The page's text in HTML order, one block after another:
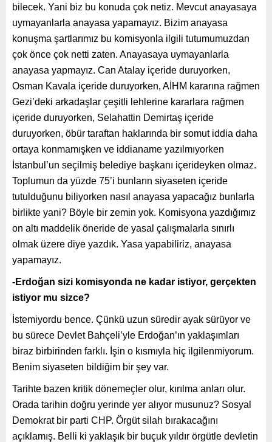
bilecek. Yani biz bu konuda çok netiz. Mevcut anayasaya
uymayanlarla anayasa yapamayız. Bizim anayasa
konuşma şartlarımız bu komisyonla ilgili tutumumuzdan
çok önce çok netti zaten. Anayasaya uymayanlarla
anayasa yapmayız. Can Atalay içeride duruyorken,
Osman Kavala içeride duruyorken, AİHM kararına rağmen
Gezi’deki arkadaşlar çeşitli lehlerine kararlara rağmen
içeride duruyorken, Selahattin Demirtaş içeride
duruyorken, öbür taraftan haklarında bir somut iddia daha
ortaya konmamışken ve iddianame yazılmıyorken
İstanbul’un seçilmiş belediye başkanı içerideyken olmaz.
Toplumun da yüzde 75’i bunların siyaseten içeride
tutulduğunu biliyorken nasıl anayasa yapacağız bunlarla
birlikte yani? Böyle bir zemin yok. Komisyona yazdığımız
on altı maddelik öneride de yasal çalışmalarla sınırlı
olmak üzere diye yazdık. Yasa yapabiliriz, anayasa
yapamayız.
-Erdoğan sizi komisyonda ne kadar istiyor, gerçekten
istiyor mu sizce?
İstemiyordu bence. Çünkü uzun süredir ayak sürüyor ve
bu sürece Devlet Bahçeli’yle Erdoğan’ın yaklaşımları
biraz birbirinden farklı. İşin o kısmıyla hiç ilgilenmiyorum.
Benim siyaseten bildiğim bir şey var.
Tarihte bazen kritik dönemeçler olur, kırılma anları olur.
Orada tarihin doğru yerinde yer alıyor musunuz? Sosyal
Demokrat bir parti CHP. Örgüt silah bırakacağını
açıklamış. Belli ki yaklaşık bir buçuk yıldır örgütle devletin